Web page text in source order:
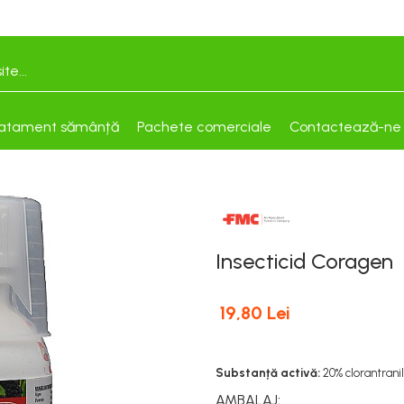
sămânță Pachete comerciale Contactează-ne
Insecticid Coragen
19,80 Lei
Substanță activă: 20%
AMBALAJ: